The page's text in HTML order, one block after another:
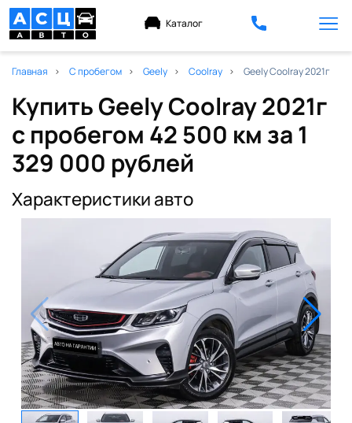
Каталог
Главная С пробегом Geely Coolray Geely Coolray 2021г
Купить Geely Coolray 2021г
с пробегом 42 500 км за 1
329 000 рублей
Характеристики авто